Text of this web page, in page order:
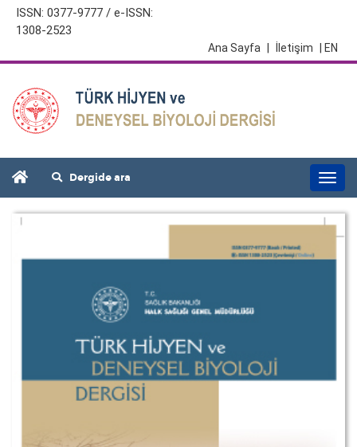
ISSN: 0377-9777 / e-ISSN:
1308-2523
| EN
İletişim
Ana Sayfa
Dergide ara